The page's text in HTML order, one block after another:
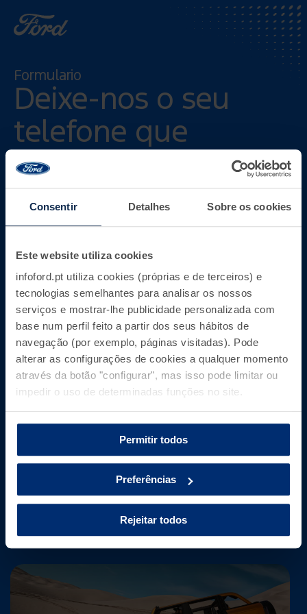
Consentir Detalhes Sobre os cookies
Este website utiliza cookies
infoford.pt utiliza cookies (próprias e de terceiros) e
tecnologias semelhantes para analisar os nossos
serviços e mostrar-lhe publicidade personalizada com
base num perfil feito a partir dos seus hábitos de
navegação (por exemplo, páginas visitadas). Pode
alterar as configurações de cookies a qualquer momento
através da botão "configurar", mas isso pode limitar ou
impedir o uso de determinadas funções no site.
Permitir todos
Preferências
Rejeitar todos
Formulario
Deixe-nos o seu
telefone que
entraremos em
contato.
Telefone *
Li e aceito aPolítica de Privacidade
Informação básica tratamento de dadosLeia mais +
(número gratuito)